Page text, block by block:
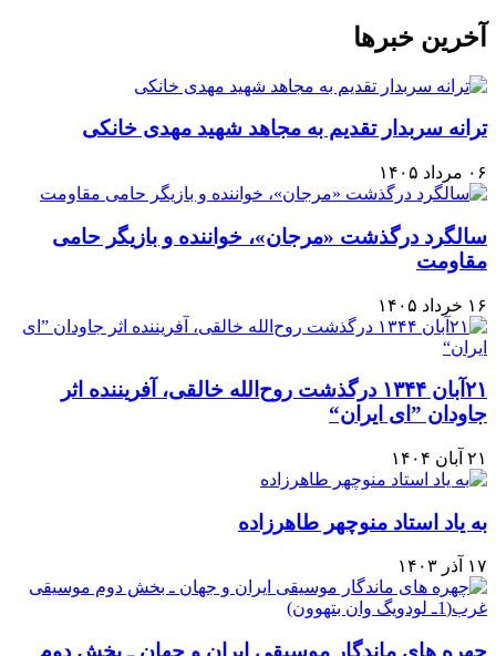
آخرین خبرها
ترانه سربدار تقدیم به مجاهد شهید مهدی خانکی
۰۶ مرداد ۱۴۰۵
سالگرد درگذشت «مرجان»، خواننده و بازیگر حامی
مقاومت
۱۶ خرداد ۱۴۰۵
۲۱آبان ۱۳۴۴ درگذشت روح‌الله خالقی، آفریننده اثر
جاودان ”ای ایران“
۲۱ آبان ۱۴۰۴
به یاد استاد منوچهر طاهرزاده
۱۷ آذر ۱۴۰۳
چهره های ماندگار موسیقی ایران و جهان ـ بخش دوم